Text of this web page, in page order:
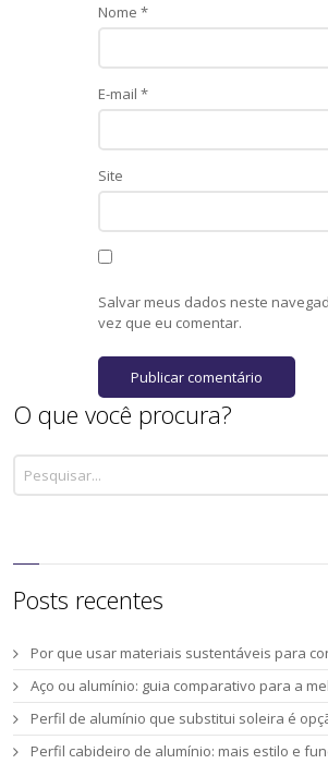
Nome*
E-mail*
Site
Salvar meus dados neste
vez que eu comentar.
O que você procura?
Posts recentes
Por que usar materiais sustentáveis para
Aço ou alumínio: guia comparativo para a
Perfil de alumínio que substitui soleira é
Perfil cabideiro de alumínio: mais estilo e